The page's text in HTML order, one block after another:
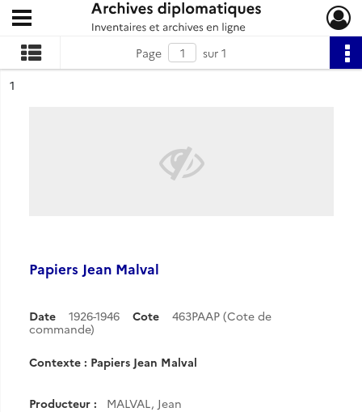
Archives diplomatiques
Ouvrir le menu déroulant
Page
sur 1
n°
1
Papiers Jean Malval
Date 1926-1946 Cote
463PAAP (Cote de
commande)
Contexte : Papiers Jean Malval
Producteur : MALVAL, Jean